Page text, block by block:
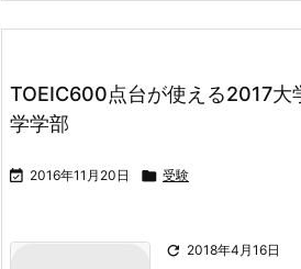
TOEIC600点台が使える2017大
学学部
 2016年11月20日  受験
 2018年4月16日